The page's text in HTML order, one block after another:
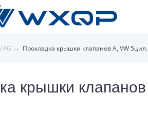
→ Прокладка крышки клапанов A, VW
крышки